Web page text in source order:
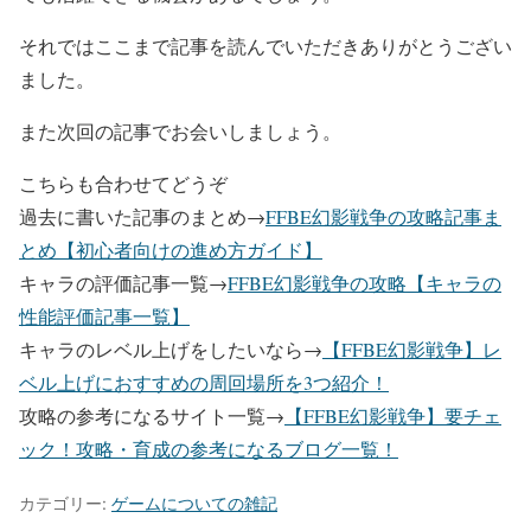
それではここまで記事を読んでいただきありがとうござい
ました。
また次回の記事でお会いしましょう。
こちらも合わせてどうぞ
過去に書いた記事のまとめ→FFBE幻影戦争の攻略記事ま
とめ【初心者向けの進め方ガイド】
キャラの評価記事一覧→FFBE幻影戦争の攻略【キャラの
性能評価記事一覧】
キャラのレベル上げをしたいなら→ 【FFBE幻影戦争】レ
ベル上げにおすすめの周回場所を3つ紹介！
攻略の参考になるサイト一覧→ 【FFBE幻影戦争】要チェ
ック！攻略・育成の参考になるブログ一覧！
カテゴリー: ゲームについての雑記